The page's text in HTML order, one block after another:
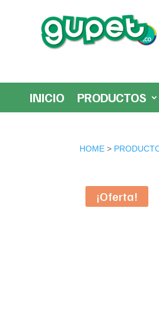
INICIO PRODUCTOS
HOME >
¡Oferta!